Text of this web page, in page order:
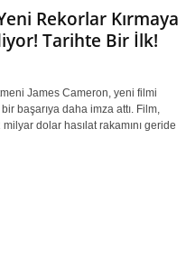
Rekorlar Kırmaya
Tarihte Bir İlk!
James Cameron, yeni filmi
başarıya daha imza attı. Film,
dolar hasılat rakamını geride